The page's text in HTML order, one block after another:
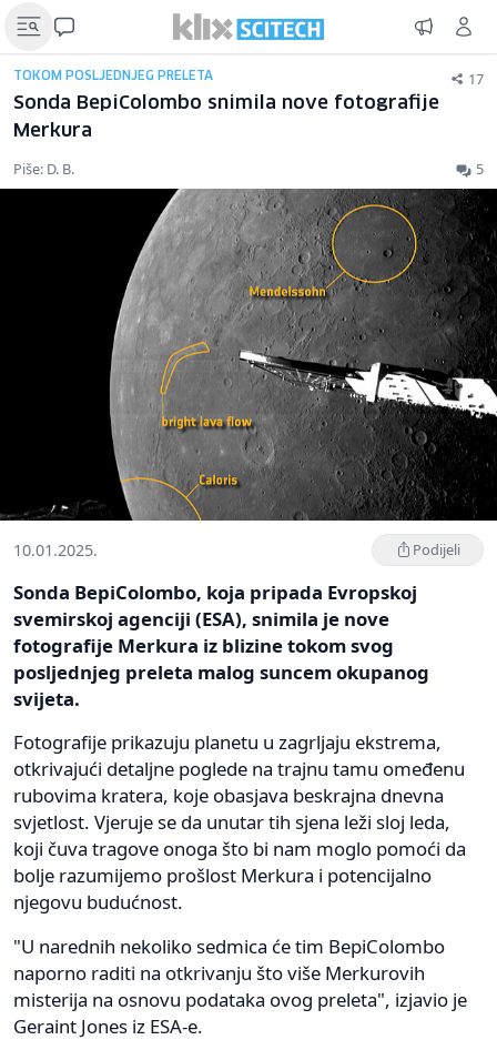
TOKOM POSLJEDNJEG PRELETA 17
Sonda BepiColombo snimila nove fotografije
Merkura
Piše: D. B. 5
10.01.2025. Podijeli
Sonda BepiColombo, koja pripada Evropskoj
svemirskoj agenciji (ESA), snimila je nove
fotografije Merkura iz blizine tokom svog
posljednjeg preleta malog suncem okupanog
svijeta.
Fotografije prikazuju planetu u zagrljaju ekstrema,
otkrivajući detaljne poglede na trajnu tamu omeđenu
rubovima kratera, koje obasjava beskrajna dnevna
svjetlost. Vjeruje se da unutar tih sjena leži sloj leda,
koji čuva tragove onoga što bi nam moglo pomoći da
bolje razumijemo prošlost Merkura i potencijalno
njegovu budućnost.
"U narednih nekoliko sedmica će tim BepiColombo
naporno raditi na otkrivanju što više Merkurovih
misterija na osnovu podataka ovog preleta", izjavio je
Geraint Jones iz ESA-e.